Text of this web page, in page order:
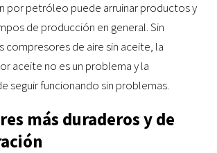
por petróleo puede arruinar productos y
de producción en general. Sin
compresores de aire sin aceite, la
aceite no es un problema y la
seguir funcionando sin problemas.
más duraderos y de